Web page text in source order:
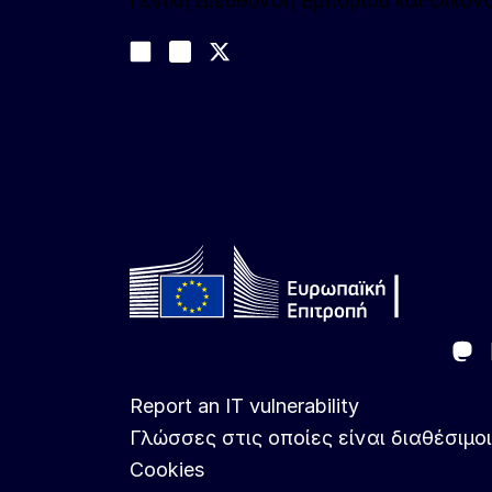
Join us on LinkedIn
Trade-Off podcast
Report an IT vulnerability
Γλώσσες στις οποίες είναι
Cookies